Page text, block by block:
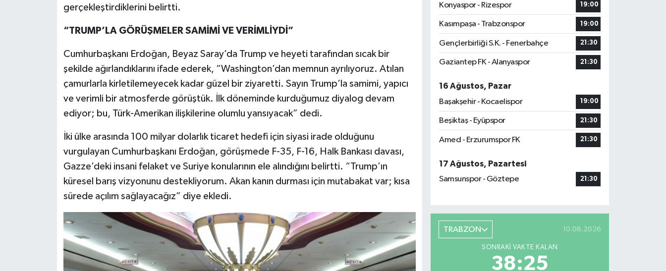
gerçekleştirdiklerini belirtti.
“TRUMP’LA GÖRÜŞMELER SAMİMİ VE VERİMLİYDİ”
Cumhurbaşkanı Erdoğan, Beyaz Saray’da Trump ve heyeti tarafından sıcak bir
şekilde ağırlandıklarını ifade ederek, “Washington’dan memnun ayrılıyoruz. Atılan
çamurlarla kirletilemeyecek kadar güzel bir ziyaretti. Sayın Trump’la samimi, yapıcı
ve verimli bir atmosferde görüştük. İlk döneminde kurduğumuz diyalog devam
ediyor; bu, Türk-Amerikan ilişkilerine olumlu yansıyacak” dedi.
İki ülke arasında 100 milyar dolarlık ticaret hedefi için siyasi irade olduğunu
vurgulayan Cumhurbaşkanı Erdoğan, görüşmede F-35, F-16, Halk Bankası davası,
Gazze’deki insani felaket ve Suriye konularının ele alındığını belirtti. “Trump’ın
küresel barış vizyonunu destekliyorum. Akan kanın durması için mutabakat var; kısa
sürede açılım sağlayacağız” diye ekledi.
Konyaspor - Rizespor
19:00
Kasımpaşa - Trabzonspor 19:00
Gençlerbirliği S.K. - Fenerbahçe 21:30
Gaziantep FK - Alanyaspor 21:30
16 Ağustos, Pazar
Başakşehir - Kocaelispor
19:00
Beşiktaş - Eyüpspor 21:30
Amed - Erzurumspor FK 21:30
17 Ağustos, Pazartesi
Samsunspor - Göztepe
21:30
TRABZON 10.08.2026
SONRAKI VAKTE KALAN
38:24